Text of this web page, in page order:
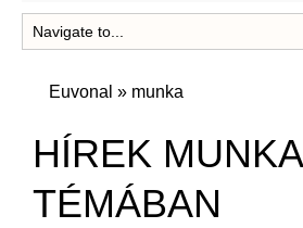
Euvonal » munka
HÍREK MUNKA
TÉMÁBAN